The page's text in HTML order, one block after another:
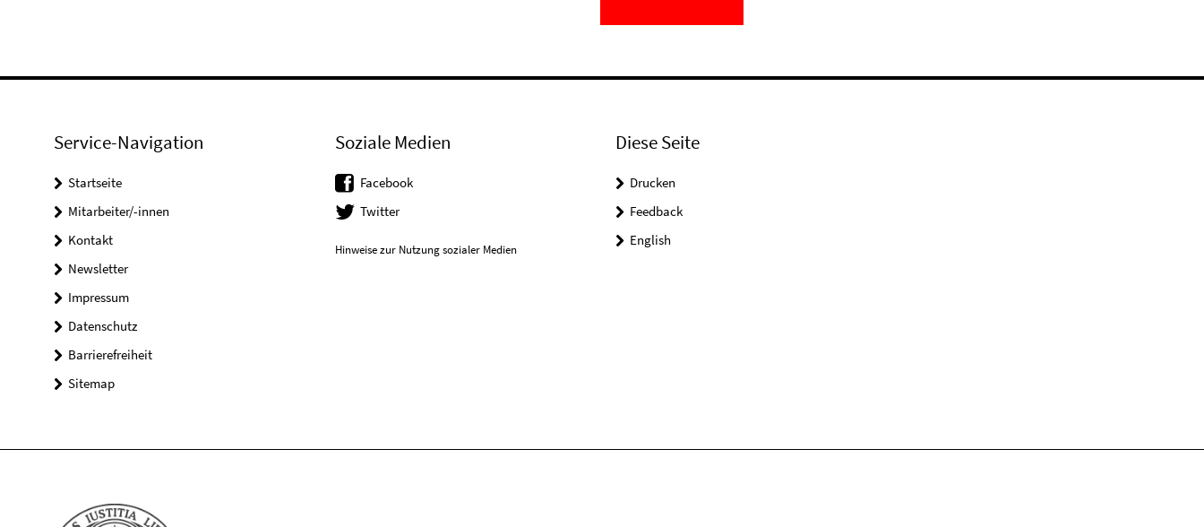
Service-Navigation
Startseite
Mitarbeiter/-innen
Kontakt
Newsletter
Impressum
Datenschutz
Barrierefreiheit
Sitemap
Soziale Medien
Facebook
Twitter
Hinweise zur Nutzung sozialer Medien
Diese Seite
Drucken
Feedback
English